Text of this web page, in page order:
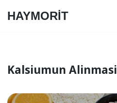
HAYMORİT
Kalsiumun Alinmasi